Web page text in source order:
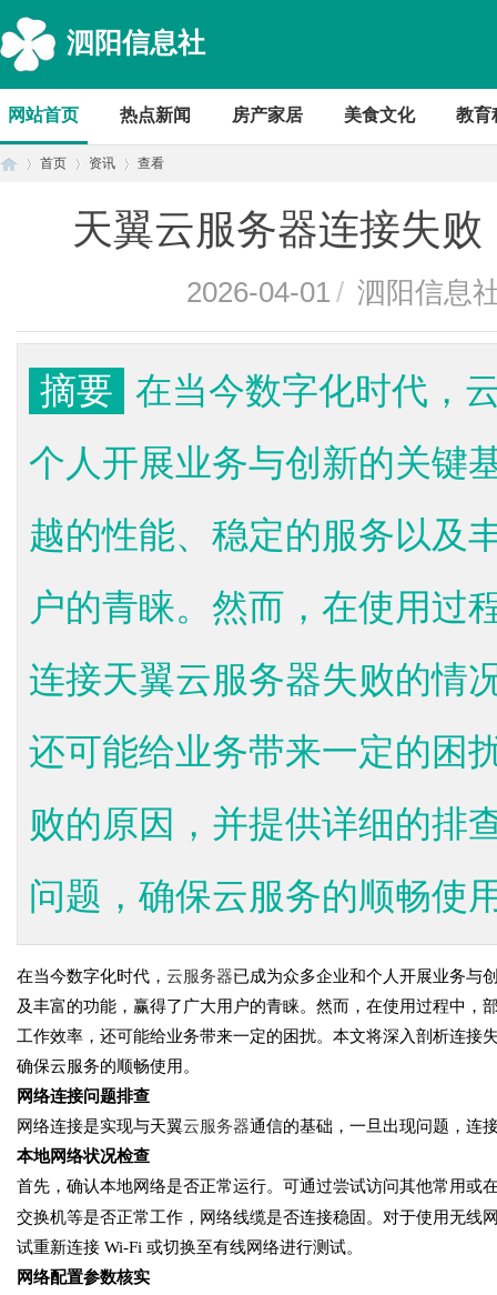
泗阳信息社
网站首页 热点新闻 房产家居 美食文化 教育
首页 资讯 查看
天翼云服务器连接失
2026-04-01 / 泗阳信息
摘要 在当今数字化时代，
个人开展业务与创新的关键
越的性能、稳定的服务以及
户的青睐。然而，在使用过
连接天翼云服务器失败的情
还可能给业务带来一定的困
败的原因，并提供详细的排
问题，确保云服务的顺畅使
在当今数字化时代， 云服务器已成为众多企业和个人开展业务与
及丰富的功能，赢得了广大用户的青睐。然而，在使用过程中
工作效率，还可能给业务带来一定的困扰。本文将深入剖析连
确保云服务的顺畅使用。
网络连接问题排查
网络连接是实现与天翼云服务器通信的基础，一旦出现问题，连
本地网络状况检查
首先，确认本地网络是否正常运行。可通过尝试访问其他常用或
交换机等是否正常工作，网络线缆是否连接稳固。对于使用无线
试重新连接 Wi-Fi 或切换至有线网络进行测试。
网络配置参数核实